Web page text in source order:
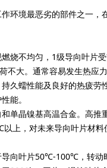
境最恶劣的部件之一，
不均匀，1级导向叶片
大。通常容易发生热应
久蠕性能及良好的热疲
能。
单晶镍基高温合金。高
，对未来导向叶片材料
叶片50℃-100℃，转动